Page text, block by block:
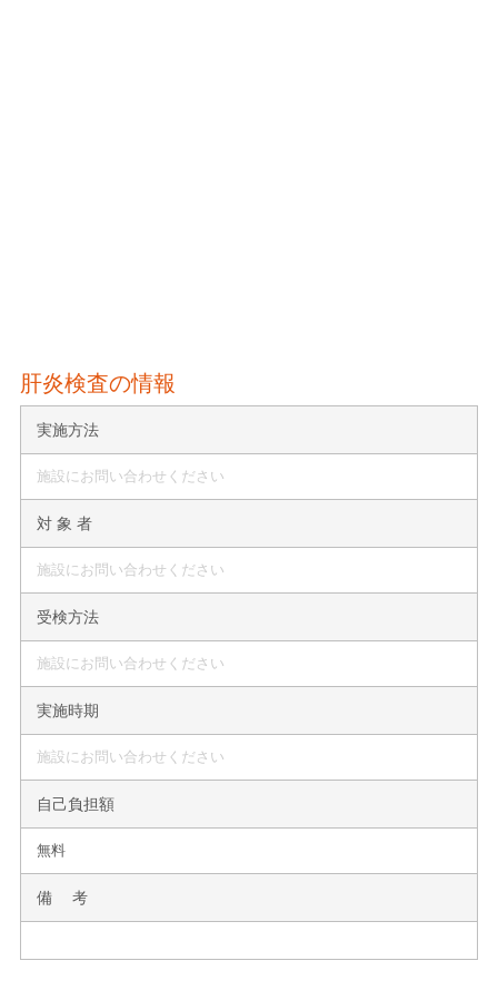
肝炎検査の情報
実施方法
施設にお問い合わせください
対 象 者
施設にお問い合わせください
受検方法
施設にお問い合わせください
実施時期
施設にお問い合わせください
自己負担額
無料
備 考